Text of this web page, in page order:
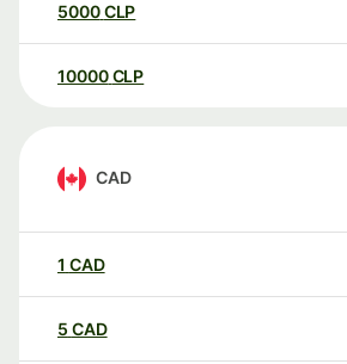
5000CLP
10000 CLP
CAD
1 CAD
5 CAD